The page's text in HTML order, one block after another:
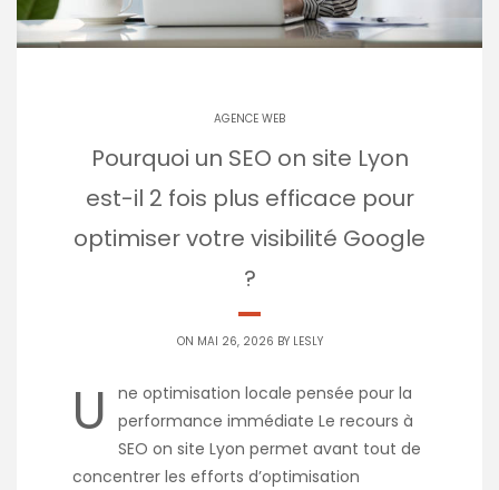
AGENCE WEB
Pourquoi un SEO on site Lyon
est-il 2 fois plus efficace pour
optimiser votre visibilité Google
?
ON MAI 26, 2026 BY LESLY
U
ne optimisation locale pensée pour la
performance immédiate Le recours à
SEO on site Lyon permet avant tout de
concentrer les efforts d’optimisation